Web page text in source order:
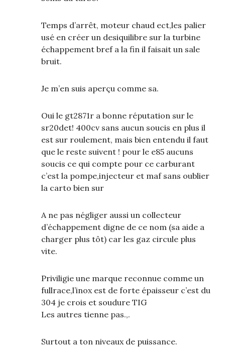
Temps d’arrêt, moteur chaud ect,les palier
usé en créer un desiquilibre sur la turbine
échappement bref a la fin il faisait un sale
bruit.
Je m’en suis aperçu comme sa.
Oui le gt2871r a bonne réputation sur le
sr20det! 400cv sans aucun soucis en plus il
est sur roulement, mais bien entendu il faut
que le reste suivent ! pour le e85 aucuns
soucis ce qui compte pour ce carburant
c’est la pompe,injecteur et maf sans oublier
la carto bien sur
A ne pas négliger aussi un collecteur
d’échappement digne de ce nom (sa aide a
charger plus tôt) car les gaz circule plus
vite.
Priviligie une marque reconnue comme un
fullrace,l’inox est de forte épaisseur c’est du
304 je crois et soudure TIG
Les autres tienne pas.,.
Surtout a ton niveaux de puissance.